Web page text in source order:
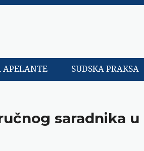
APELANTE SUDSKA PRAKSA
saradnika u